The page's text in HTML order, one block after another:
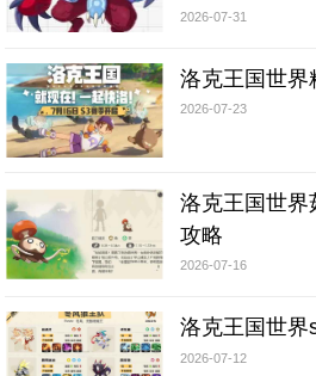
2026-07-31
洛克王国世界
2026-07-23
洛克王国世界
攻略
2026-07-16
洛克王国世界
2026-07-12